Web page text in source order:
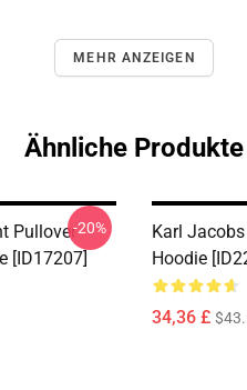
MEHR ANZEIGEN
Ähnliche Produkte
Pullover
[ID17207]
-20%
Karl
Hoodie
34,36 £